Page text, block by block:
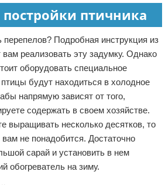
птичника
Подробная инструкция из
реализовать эту задумку. Однако
оборудовать специальное
будут находиться в холодное
напрямую зависят от того,
содержать в своем хозяйстве.
выращивать несколько десятков, то
не понадобится. Достаточно
сарай и установить в нем
обогреватель на зиму.